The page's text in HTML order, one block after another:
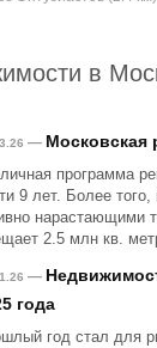
в
— Московская
программа
9 лет. Более
нарастающими
2.5 млн кв.
—
года
год стал для